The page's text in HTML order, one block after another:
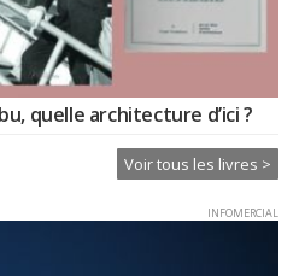
quelle architecture d’ici ?
Voir tous les livres >
INFOMERCIAL